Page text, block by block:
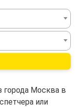
города Москва в
или